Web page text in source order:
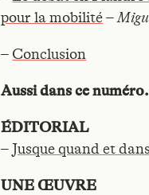
pour la mobilité–
– Conclusion
Aussi dans ce
ÉDITORIAL
– Jusque quand et
UNE ŒUVRE